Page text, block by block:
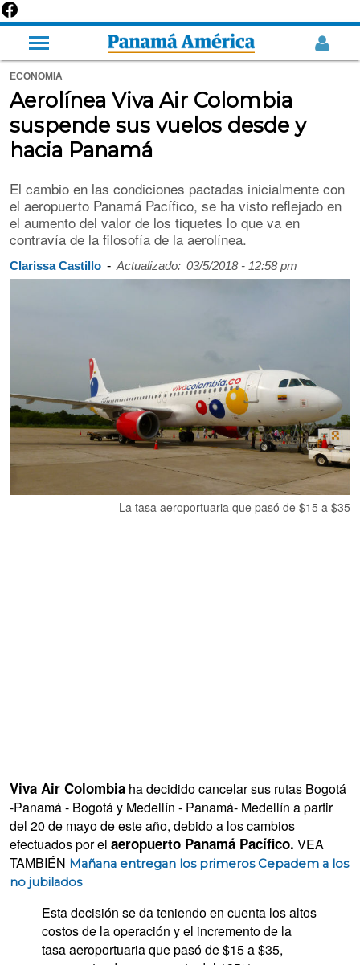
ECONOMIA
Aerolínea Viva Air Colombia
suspende sus vuelos desde y
hacia Panamá
El cambio en las condiciones pactadas inicialmente con
el aeropuerto Panamá Pacífico, se ha visto reflejado en
el aumento del valor de los tiquetes lo que va en
contravía de la filosofía de la aerolínea.
Clarissa Castillo - Actualizado: 03/5/2018 - 12:58 pm
La tasa aeroportuaria que pasó de $15 a $35
Viva Air Colombia ha decidido cancelar sus rutas Bogotá
-Panamá - Bogotá y Medellín - Panamá- Medellín a partir
del 20 de mayo de este año, debido a los cambios
efectuados por el aeropuerto Panamá Pacífico. VEA
TAMBIÉN Mañana entregan los primeros Cepadem a los
no jubilados
Esta decisión se da teniendo en cuenta los altos
costos de la operación y el incremento de la
tasa aeroportuaria que pasó de $15 a $35,